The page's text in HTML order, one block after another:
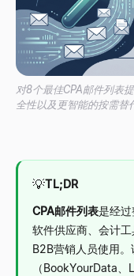
对8个最佳CPA邮件列表
全性以及更智能的按需替
💡TL;DR
CPA邮件列表是经
软件供应商、会计
B2B营销人员使用
（BookYourData